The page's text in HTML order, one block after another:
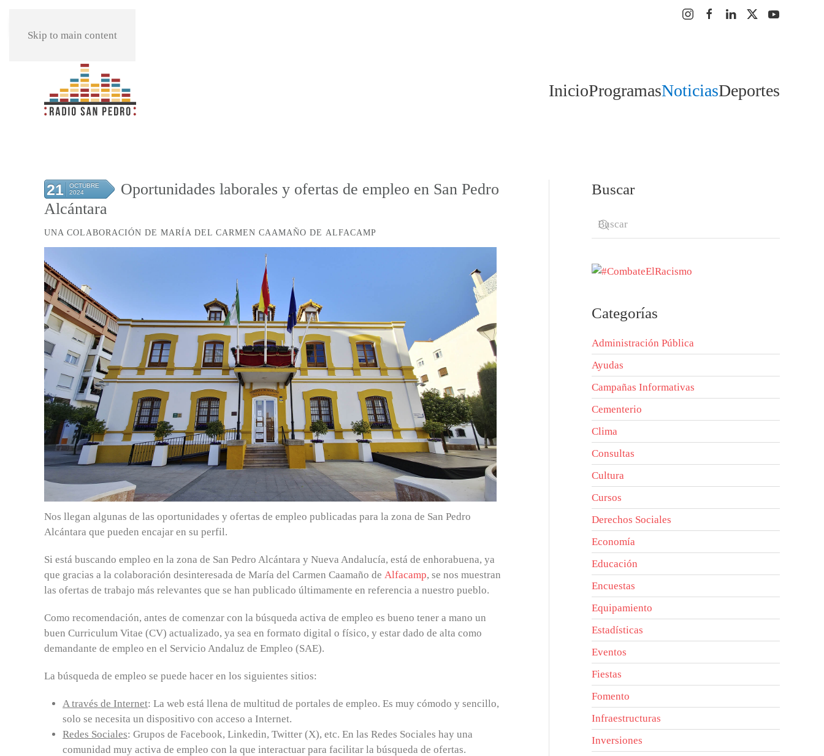
Skip to main content
InicioProgramasNoticiasDeportes
21
OCTUBRE
2024
Oportunidades laborales y ofertas de empleo en San Pedro
Alcántara
UNA COLABORACIÓN DE MARÍA DEL CARMEN CAAMAÑO DE ALFACAMP
Nos llegan algunas de las oportunidades y ofertas de empleo publicadas para la zona de San Pedro
Alcántara que pueden encajar en su perfil.
Si está buscando empleo en la zona de San Pedro Alcántara y Nueva Andalucía, está de enhorabuena, ya
que gracias a la colaboración desinteresada de María del Carmen Caamaño de Alfacamp, se nos muestran
las ofertas de trabajo más relevantes que se han publicado últimamente en referencia a nuestro pueblo.
Como recomendación, antes de comenzar con la búsqueda activa de empleo es bueno tener a mano un
buen Curriculum Vitae (CV) actualizado, ya sea en formato digital o físico, y estar dado de alta como
demandante de empleo en el Servicio Andaluz de Empleo (SAE).
La búsqueda de empleo se puede hacer en los siguientes sitios:
A través de Internet: La web está llena de multitud de portales de empleo. Es muy cómodo y sencillo,
solo se necesita un dispositivo con acceso a Internet.
Redes Sociales: Grupos de Facebook, Linkedin, Twitter (X), etc. En las Redes Sociales hay una
comunidad muy activa de empleo con la que interactuar para facilitar la búsqueda de ofertas.
Buscar
Categorías
Administración Pública
Ayudas
Campañas Informativas
Cementerio
Clima
Consultas
Cultura
Cursos
Derechos Sociales
Economía
Educación
Encuestas
Equipamiento
Estadísticas
Eventos
Fiestas
Fomento
Infraestructuras
Inversiones